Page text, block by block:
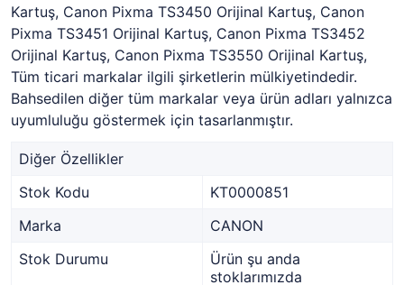
Kartuş, Canon Pixma TS3450 Orijinal Kartuş, Canon
Pixma TS3451 Orijinal Kartuş, Canon Pixma TS3452
Orijinal Kartuş, Canon Pixma TS3550 Orijinal Kartuş,
Tüm ticari markalar ilgili şirketlerin mülkiyetindedir.
Bahsedilen diğer tüm markalar veya ürün adları yalnızca
uyumluluğu göstermek için tasarlanmıştır.
Diğer Özellikler
Stok Kodu
KT0000851
Marka
CANON
Stok Durumu
Ürün şu anda
stoklarımızda